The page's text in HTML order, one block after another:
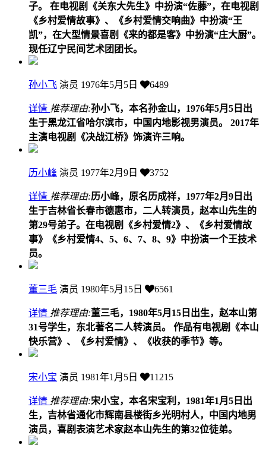
子。 在电视剧《关东大先生》中扮演“佐藤”，在电视剧
《乡村爱情故事》、《乡村爱情交响曲》中扮演“王
凯”，在大型情景喜剧《来的都是客》中扮演“庄大厨”。
现任辽宁民间艺术团团长。
孙小飞 演员 1976年5月5日 6489
详情 推荐理由:孙小飞，本名孙金山，1976年5月5日出
生于黑龙江省哈尔滨市，中国内地影视男演员。 2017年
主演电视剧《决战江桥》饰演许三响。
历小峰 演员 1977年2月9日 3752
详情 推荐理由:历小峰，原名历成祥，1977年2月9日出
生于吉林省长春市德惠市，二人转演员，赵本山先生的
第29号弟子。在电视剧《乡村爱情2》、《乡村爱情故
事》《乡村爱情4、5、6、7、8、9》中扮演一个王技术
员。
董三毛 演员 1980年5月15日 6561
详情 推荐理由:董三毛，1980年5月15日出生，赵本山第
31号学生，东北著名二人转演员。 作品有电视剧《本山
快乐营》、《乡村爱情》、《收获的季节》等。
宋小宝 演员 1981年1月5日 11215
详情 推荐理由:宋小宝，本名宋宝利，1981年1月5日出
生，吉林省通化市辉南县楼街乡光明村人，中国内地男
演员，喜剧表演艺术家赵本山先生的第32位徒弟。